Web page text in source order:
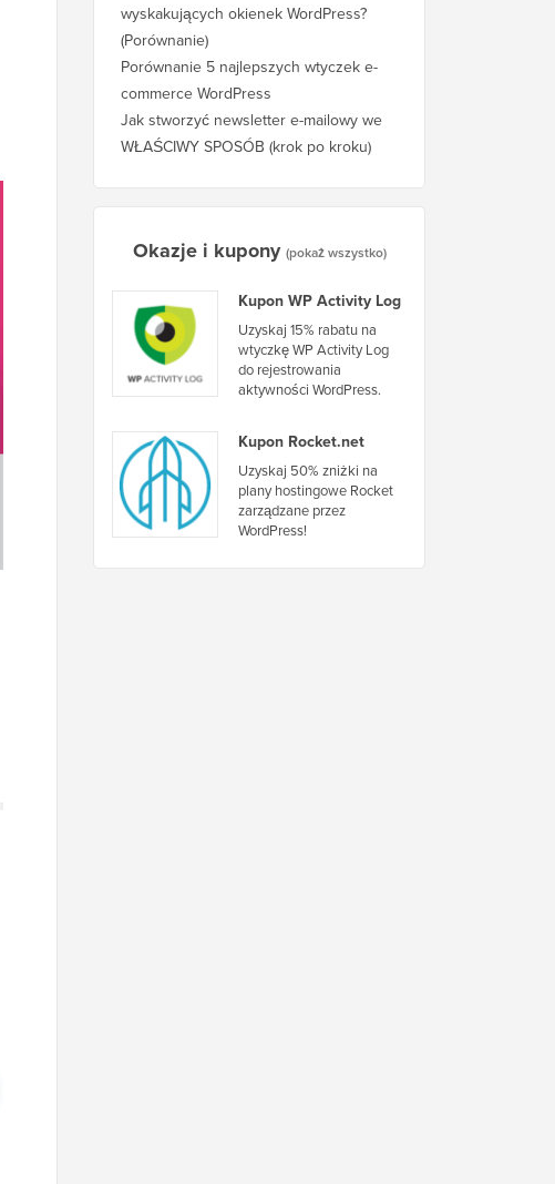
wyskakujących okienek WordPress?
(Porównanie)
Porównanie 5 najlepszych wtyczek e-
commerce WordPress
Jak stworzyć newsletter e-mailowy we
WŁAŚCIWY SPOSÓB (krok po kroku)
Okazje i kupony (pokaż wszystko)
Kupon WP Activity Log
Uzyskaj 15% rabatu na
wtyczkę WP Activity Log
do rejestrowania
aktywności WordPress.
Kupon Rocket.net
Uzyskaj 50% zniżki na
plany hostingowe Rocket
zarządzane przez
WordPress!